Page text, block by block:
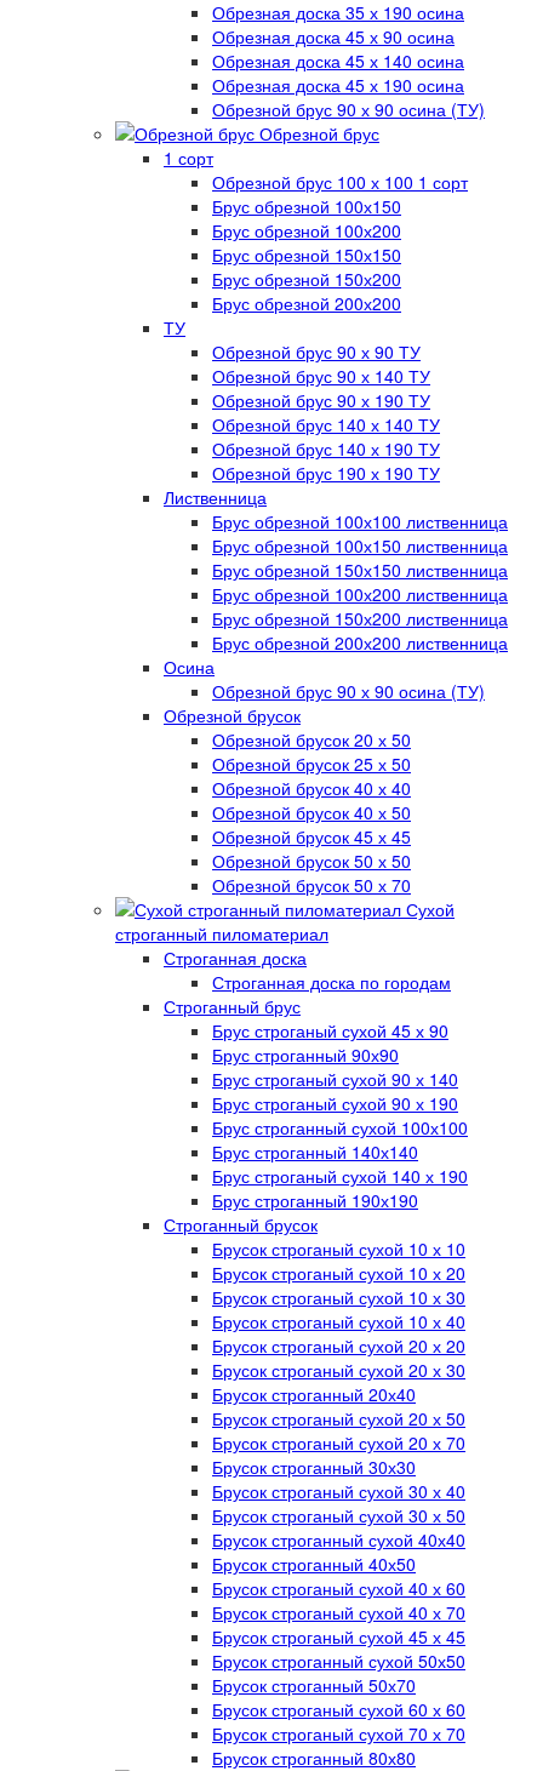
Обрезная доска 35 х 190 осина
Обрезная доска 45 х 90 осина
Обрезная доска 45 х 140 осина
Обрезная доска 45 х 190 осина
Обрезной брус 90 х 90 осина (ТУ)
Обрезной брус
1 сорт
Обрезной брус 100 х 100 1 сорт
Брус обрезной 100х150
Брус обрезной 100х200
Брус обрезной 150х150
Брус обрезной 150х200
Брус обрезной 200х200
ТУ
Обрезной брус 90 х 90 ТУ
Обрезной брус 90 х 140 ТУ
Обрезной брус 90 х 190 ТУ
Обрезной брус 140 х 140 ТУ
Обрезной брус 140 х 190 ТУ
Обрезной брус 190 х 190 ТУ
Лиственница
Брус обрезной 100х100 лиственница
Брус обрезной 100х150 лиственница
Брус обрезной 150х150 лиственница
Брус обрезной 100х200 лиственница
Брус обрезной 150х200 лиственница
Брус обрезной 200х200 лиственница
Осина
Обрезной брус 90 х 90 осина (ТУ)
Обрезной брусок
Обрезной брусок 20 х 50
Обрезной брусок 25 х 50
Обрезной брусок 40 х 40
Обрезной брусок 40 х 50
Обрезной брусок 45 х 45
Обрезной брусок 50 х 50
Обрезной брусок 50 х 70
Сухой
строганный пиломатериал
Строганная доска
Строганная доска по городам
Строганный брус
Брус строганый сухой 45 х 90
Брус строганный 90х90
Брус строганый сухой 90 х 140
Брус строганый сухой 90 х 190
Брус строганный сухой 100х100
Брус строганный 140х140
Брус строганый сухой 140 х 190
Брус строганный 190х190
Строганный брусок
Брусок строганый сухой 10 х 10
Брусок строганый сухой 10 х 20
Брусок строганый сухой 10 х 30
Брусок строганый сухой 10 х 40
Брусок строганый сухой 20 х 20
Брусок строганый сухой 20 х 30
Брусок строганный 20х40
Брусок строганый сухой 20 х 50
Брусок строганый сухой 20 х 70
Брусок строганный 30х30
Брусок строганый сухой 30 х 40
Брусок строганый сухой 30 х 50
Брусок строганный сухой 40х40
Брусок строганный 40х50
Брусок строганый сухой 40 х 60
Брусок строганый сухой 40 х 70
Брусок строганый сухой 45 х 45
Брусок строганный сухой 50х50
Брусок строганный 50х70
Брусок строганый сухой 60 х 60
Брусок строганый сухой 70 х 70
Брусок строганный 80х80